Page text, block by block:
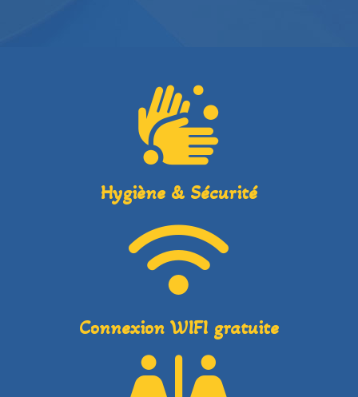
Hygiène & Sécurité
Connexion WIFI gratuite